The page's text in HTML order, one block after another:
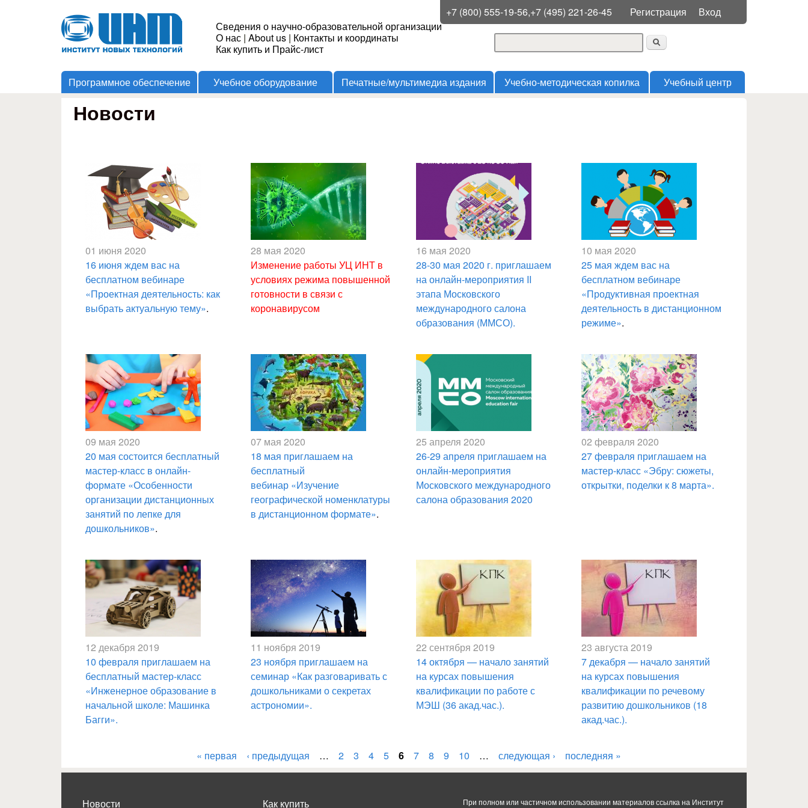
Перейти к основному
содержанию
Меню пользователя
Регистрация Вход
+7 (800) 555-19-56,+7 (495) 221-26-45
Институт
Новых
Технологий
Сведения о научно-образовательной организации
О нас | About us | Контакты и координаты
Как купить и Прайс-лист
Форма поиска
Программное обеспечение Учебное оборудование Печатные/мультимедиа издания Учебно-методическая копилка Учебный центр
Новости
01 июня 2020
16 июня ждем вас на
бесплатном вебинаре
«Проектная деятельность: как
выбрать актуальную тему».
28 мая 2020
Изменение работы УЦ ИНТ в
условиях режима повышенной
готовности в связи с
коронавирусом
16 мая 2020
28-30 мая 2020 г. приглашаем
на онлайн-мероприятия II
этапа Московского
международного салона
образования (ММСО).
10 мая 2020
25 мая ждем вас на
бесплатном вебинаре
«Продуктивная проектная
деятельность в дистанционном
режиме».
09 мая 2020
20 мая состоится бесплатный ​​
мастер-класс в онлайн-
формате «Особенности
организации дистанционных
занятий по лепке для
дошкольников».
07 мая 2020
18 мая приглашаем на
бесплатный
вебинар «Изучение
географической номенклатуры
в дистанционном формате».
25 апреля 2020
26-29 апреля приглашаем на
онлайн-мероприятия
Московского международного
салона образования 2020
02 февраля 2020
27 февраля приглашаем на
мастер-класс «Эбру: сюжеты,
открытки, поделки к 8 марта».
12 декабря 2019
10 февраля приглашаем на
бесплатный мастер-класс
«Инженерное образование в
начальной школе: Машинка
Багги».
11 ноября 2019
23 ноября приглашаем на
семинар «Как разговаривать с
дошкольниками о секретах
астрономии».
22 сентября 2019
14 октября — начало занятий
на курсах повышения
квалификации по работе с
МЭШ (36 акад.час.).
23 августа 2019
7 декабря — начало занятий
на курсах повышения
квалификации по речевому
развитию дошкольников (18
акад.час.).
Страницы
« первая ‹ предыдущая … 2 3 4 5 6 7 8 9 10 … следующая › последняя »
Новости Как купить
При полном или частичном использовании материалов ссылка на Институт